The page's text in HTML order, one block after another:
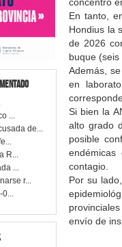
...
de...
R...
...
r...
0...
En tanto,
Hondius la
de 2026
buque
Además,
en
Si bien la
alto grado
posible
contagio.
Por su
envío de